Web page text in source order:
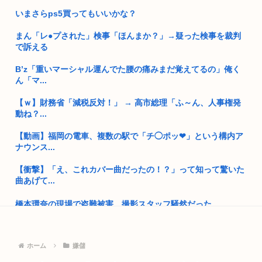
女「ガルガル期はホルモンバランスの影響で仕方ないの」 男
日本、高市コイン救済でアメリカにアルゼンチンと同列扱いさ
トランプ「結局のところ(次期大統領選で)私たちはJ.D.(バン
まんさん「20歳でアルファード一括で買える私素敵！」
原爆投下、なぜ広島長崎だったのか？未だに誰も分からない
すぎてフ...
てしまい...
いまさらps5買ってもいいかな？
まん「レ●プされた」検事「ほんまか？」→疑った検事を裁判
で訴える
B’z「重いマーシャル運んでた腰の痛みまだ覚えてるの」俺く
ん「マ...
【ｗ】財務省「減税反対！」 → 高市総理「ふ～ん、人事権発
動ね？...
【動画】福岡の電車、複数の駅で「チ◯ポッ❤」という構内ア
ナウンス...
【衝撃】「え、これカバー曲だったの！？」って知って驚いた
曲あげて...
橋本環奈の現場で盗難被害、撮影スタッフ騒然だった
ホーム 嫌儲